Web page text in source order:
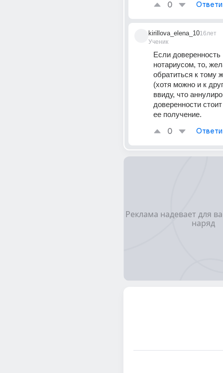
0
kirillova_elena_10
Ученик
16лет
Если
нотариусом, то,
обратиться к тому
(хотя можно и к
ввиду, что
доверенности
ее получение.
0